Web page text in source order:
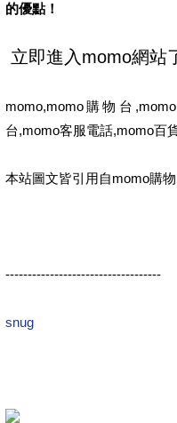
的優點！
momo,momo購物台
台,momo客服電話,momo百
本站圖文皆引用自momo購
-----------------------------------
snug